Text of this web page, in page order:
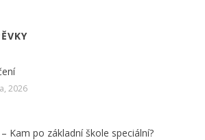
2026
Kam po základní škole speciální?